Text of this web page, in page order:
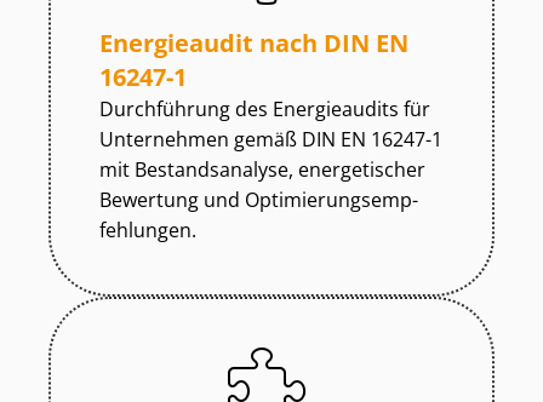
Energieaudit nach DIN EN
16247-1
Durchführung des Energieaudits für
Unternehmen gemäß DIN EN 16247-1
mit Bestandsanalyse, energetischer
Bewertung und Op­ti­mie­rungs­emp­
feh­lun­gen.